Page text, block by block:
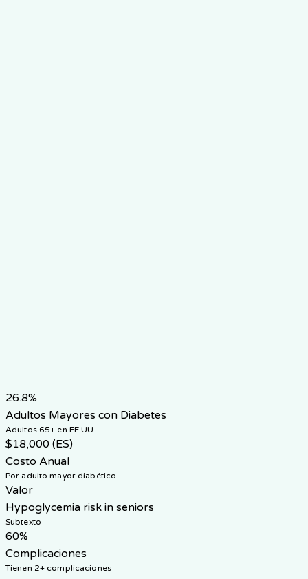
Riesgo Clave
26.8%
Adultos Mayores con Diabetes
Adultos 65+ en EE.UU.
$18,000 (ES)
Costo Anual
Por adulto mayor diabético
Valor
Hypoglycemia risk in seniors
Subtexto
60%
Complicaciones
Tienen 2+ complicaciones